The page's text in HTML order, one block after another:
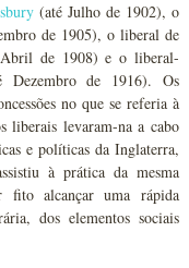
(até Julho de 1902), o
de 1905), o liberal de
de 1908) e o liberal-
de 1916). Os
no que se referia à
liberais levaram-na a cabo
e políticas da Inglaterra,
à prática da mesma
fito alcançar uma rápida
dos elementos sociais